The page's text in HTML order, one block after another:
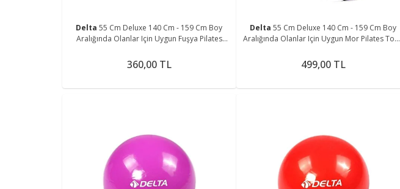
Delta55 Cm Deluxe 140 Cm - 159 Cm Boy
Aralığında Olanlar Için Uygun Fuşya Pilates
360,00 TL
Delta55 Cm Deluxe 140 Cm - 159 Cm Boy
Aralığında Olanlar Için Uygun Mor Pilates Topu
499,00 TL